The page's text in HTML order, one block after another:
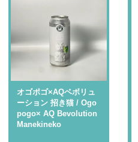
オゴポゴ×AQベボリュ
ーション 招き猫 / Ogo
pogo× AQ Bevolution
Manekineko